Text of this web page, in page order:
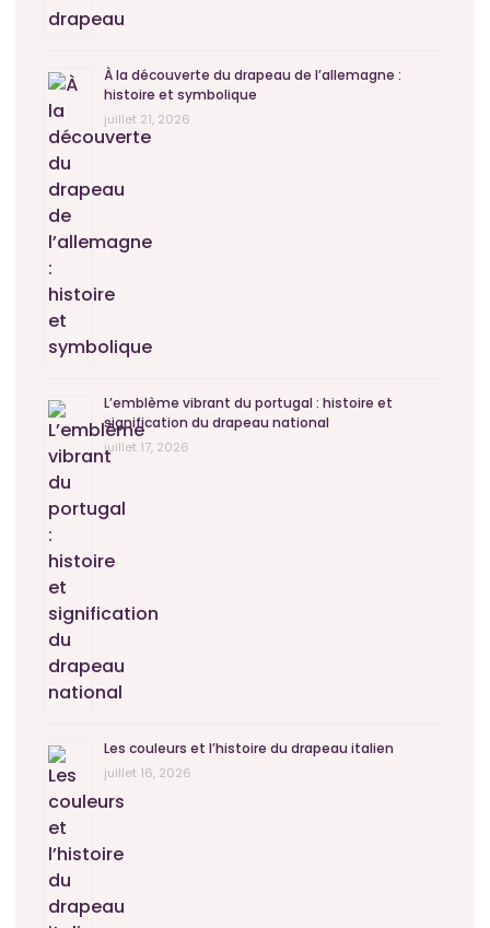
À la découverte du drapeau de l’allemagne :
histoire et symbolique
juillet 21, 2026
L’emblème vibrant du portugal : histoire et
signification du drapeau national
juillet 17, 2026
Les couleurs et l’histoire du drapeau italien
juillet 16, 2026